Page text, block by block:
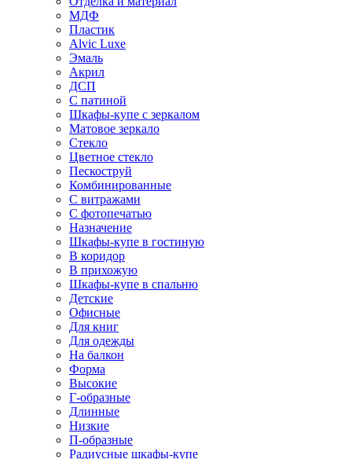
МДФ
Пластик
Alvic Luxe
Эмаль
Акрил
ДСП
С патиной
Шкафы-купе с зеркалом
Матовое зеркало
Стекло
Цветное стекло
Пескоструй
Комбинированные
С витражами
С фотопечатью
Назначение
Шкафы-купе в гостиную
В коридор
В прихожую
Шкафы-купе в спальню
Детские
Офисные
Для книг
Для одежды
На балкон
Форма
Высокие
Г-образные
Длинные
Низкие
П-образные
Радиусные шкафы-купе